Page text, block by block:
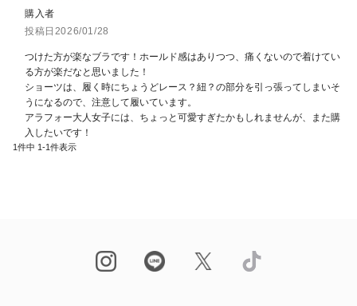
購入者
投稿日 2026/01/28
つけた方が楽なブラです！ホールド感はありつつ、痛くないので着けてい
る方が楽だなと思いました！
ショーツは、履く時にちょうどレース？紐？の部分を引っ張ってしまいそ
うになるので、注意して履いています。
アラフォー大人女子には、ちょっと可愛すぎたかもしれませんが、また購
入したいです！
1件中 1-1件表示